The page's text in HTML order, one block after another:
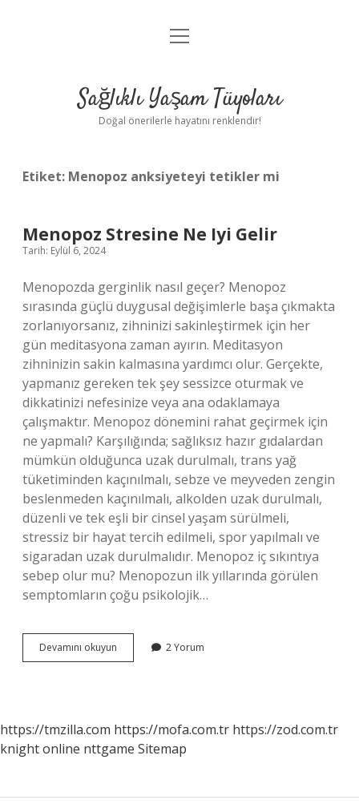
Anasayfa
Yasal Uyarı
menüyü
Sağlıklı Yaşam Tüyoları
Doğal önerilerle hayatını renklendir!
Etiket: Menopoz anksiyeteyi tetikler mi
Menopoz Stresine Ne Iyi Gelir
Tarih: Eylül 6, 2024
Menopozda gerginlik nasıl geçer? Menopoz
sırasında güçlü duygusal değişimlerle başa çıkmakta
zorlanıyorsanız, zihninizi sakinleştirmek için her
gün meditasyona zaman ayırın. Meditasyon
zihninizin sakin kalmasına yardımcı olur. Gerçekte,
yapmanız gereken tek şey sessizce oturmak ve
dikkatinizi nefesinize veya ana odaklamaya
çalışmaktır. Menopoz dönemini rahat geçirmek için
ne yapmalı? Karşılığında; sağlıksız hazır gıdalardan
mümkün olduğunca uzak durulmalı, trans yağ
tüketiminden kaçınılmalı, sebze ve meyveden zengin
beslenmeden kaçınılmalı, alkolden uzak durulmalı,
düzenli ve tek eşli bir cinsel yaşam sürülmeli,
stressiz bir hayat tercih edilmeli, spor yapılmalı ve
sigaradan uzak durulmalıdır. Menopoz iç sıkıntıya
sebep olur mu? Menopozun ilk yıllarında görülen
semptomların çoğu psikolojik…
Devamını okuyun Menopoz
Stresine
2 Yorum
https://tmzilla.com https://mofa.com.tr https://zod.com.tr
knight online nttgame Sitemap